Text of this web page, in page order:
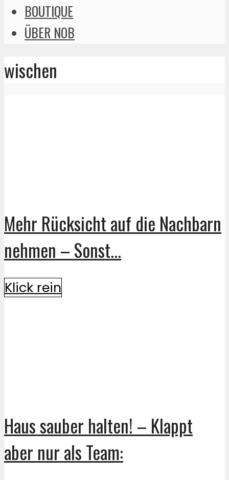
BOUTIQUE
ÜBER NOB
wischen
Mehr Rücksicht auf die Nachbarn
nehmen – Sonst...
Klick rein
Haus sauber halten! – Klappt
aber nur als Team: